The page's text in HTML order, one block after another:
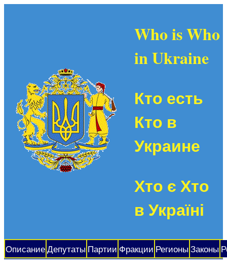
Who is Who
in Ukraine
Кто есть
Кто в
Украине
Хто є Хто
в Україні
Описание Депутаты Партии Фракции Регионы Законы